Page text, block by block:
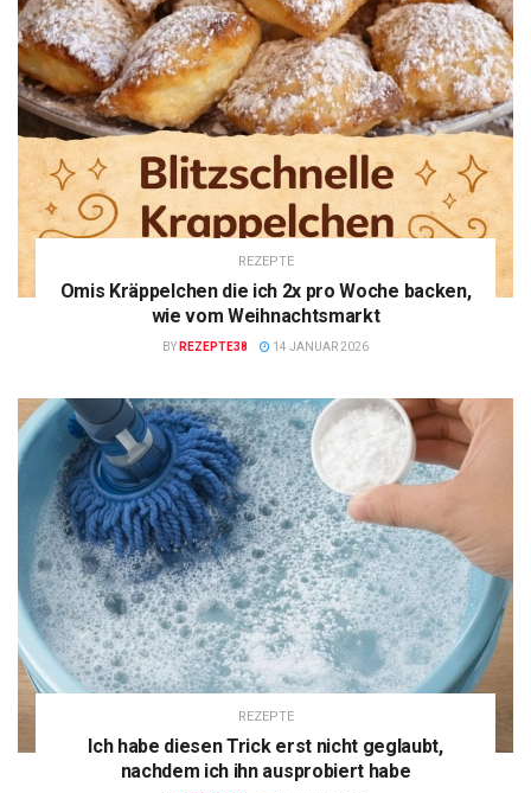
REZEPTE
Omis Kräppelchen die ich 2x pro Woche backen,
wie vom Weihnachtsmarkt
BY REZEPTE38 14 JANUAR 2026
REZEPTE
Ich habe diesen Trick erst nicht geglaubt,
nachdem ich ihn ausprobiert habe